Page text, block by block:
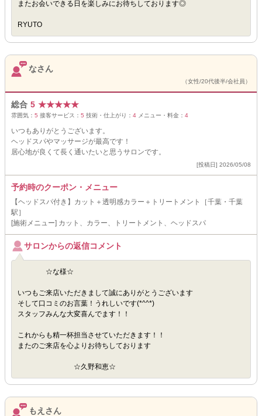
またお会いできる日を楽しみにお待ちしております◎
RYUTO
なさん
（女性/20代後半/会社員）
総合 5 ★★★★★
雰囲気： 5 接客サービス： 5 技術・仕上がり： 4 メニュー・料金： 4
いつもありがとうございます。
ヘッドスパやマッサージが最高です！
居心地が良くて長く通いたいと思うサロンです。
[投稿日] 2026/05/08
予約時のクーポン・メニュー
【ヘッドスパ付き】カット＋透明感カラー＋トリートメント［千葉・千葉
駅］
[施術メニュー] カット、カラー、トリートメント、ヘッドスパ
サロンからの返信コメント
☆な様☆
いつもご来店いただきまして誠にありがとうございます
そして口コミのお言葉！うれしいです(*^^*)
スタッフみんな大変喜んでます！！
これからも精一杯担当させていただきます！！
またのご来店を心よりお待ちしております
☆久野和恵☆
もえさん